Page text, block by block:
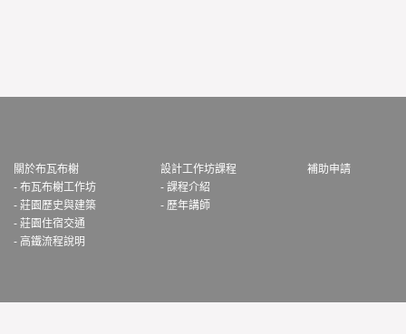
關於布瓦布榭
- 布瓦布榭工作坊
- 莊園歷史與建築
- 莊園住宿交通
- 高鐵流程說明
設計工作坊課程
- 課程介紹
- 歷年講師
補助申請